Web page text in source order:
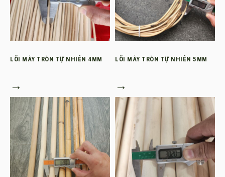
LÕI MÂY TRÒN TỰ NHIÊN 4MM
→
LÕI MÂY TRÒN TỰ NHIÊN 5MM
→